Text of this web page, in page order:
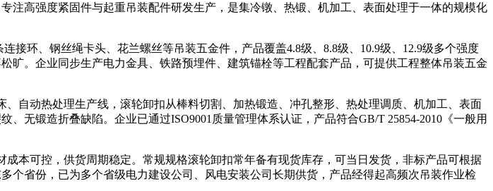
高强度紧固件与起重吊装配件研发生产，是集冷镦、热锻、机加工、表面处理于一体的规模化
环、钢丝绳卡头、花兰螺丝等吊装五金件，产品覆盖4.8级、8.8级、10.9级、12.9级多个强度
。企业同步生产电力金具、铁路预埋件、建筑锚栓等工程配套产品，可提供工程整体吊装五金
动热处理生产线，滚轮卸扣从棒料切割、加热锻造、冲孔整形、热处理调质、机加工、表面
无锻造折叠缺陷。企业已通过ISO9001质量管理体系认证，产品符合GB/T 25854-2010《一般用
可控，供货周期稳定。常规规格滚轮卸扣常年备有现货库存，可当日发货，非标产品可根据
省份，已为多个省级电力建设公司、风电安装公司长期供货，产品经得起高频次吊装作业检